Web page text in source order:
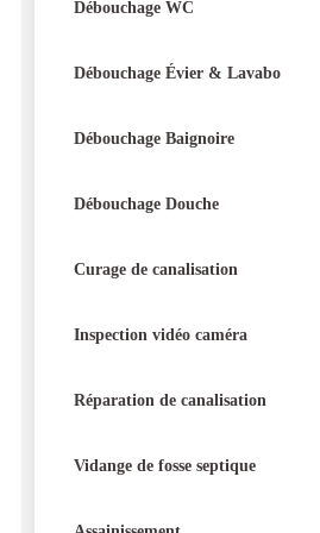
Débouchage WC
Débouchage Évier & Lavabo
Débouchage Baignoire
Débouchage Douche
Curage de canalisation
Inspection vidéo caméra
Réparation de canalisation
Vidange de fosse septique